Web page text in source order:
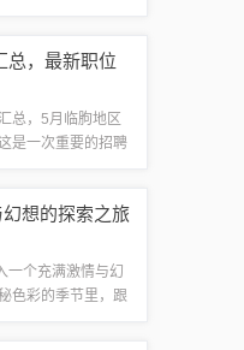
必要的恐慌和误...
总，最新职位
总，5月临朐地区
是一次重要的招聘
在这充满生机...
想的探索之旅
一个充满激情与幻
色彩的季节里，跟